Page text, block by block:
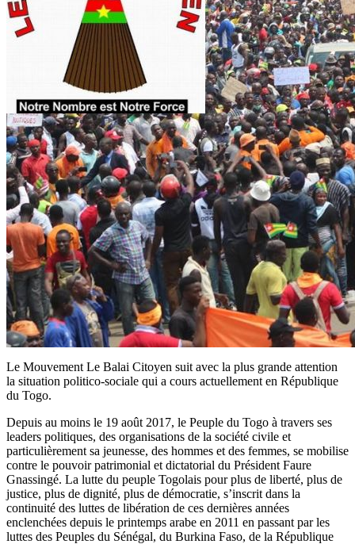
Le Mouvement Le Balai Citoyen suit avec la plus grande attention
la situation politico-sociale qui a cours actuellement en République
du Togo.
Depuis au moins le 19 août 2017, le Peuple du Togo à travers ses
leaders politiques, des organisations de la société civile et
particulièrement sa jeunesse, des hommes et des femmes, se mobilise
contre le pouvoir patrimonial et dictatorial du Président Faure
Gnassingé. La lutte du peuple Togolais pour plus de liberté, plus de
justice, plus de dignité, plus de démocratie, s’inscrit dans la
continuité des luttes de libération de ces dernières années
enclenchées depuis le printemps arabe en 2011 en passant par les
luttes des Peuples du Sénégal, du Burkina Faso, de la République